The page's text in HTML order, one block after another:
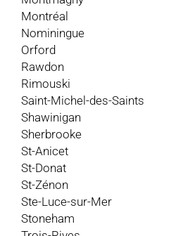
Montréal
Nominingue
Orford
Rawdon
Rimouski
Saint-Michel-des-Saints
Shawinigan
Sherbrooke
St-Anicet
St-Donat
St-Zénon
Ste-Luce-sur-Mer
Stoneham